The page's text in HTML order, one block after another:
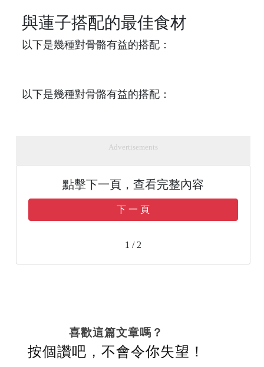
與蓮子搭配的最佳食材
以下是幾種對骨骼有益的搭配：
以下是幾種對骨骼有益的搭配：
Advertisements
點擊下一頁，查看完整內容
下 一 頁
1 / 2
喜歡這篇文章嗎？
按個讚吧，不會令你失望！